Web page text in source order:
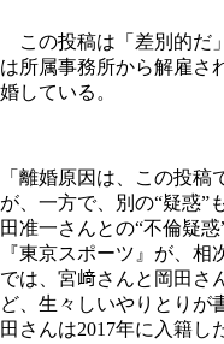
この投稿は「差別的だ
は所属事務所から解雇さ
婚している。
「離婚原因は、この投
が、一方で、別の“疑惑”
田准一さんとの“不倫疑
『東京スポーツ』が、
では、宮﨑さんと岡田さ
ど、生々しいやりとりが
田さんは2017年に入籍